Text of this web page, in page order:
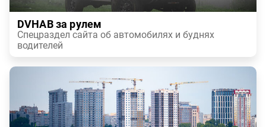
DVHAB за рулем
Спецраздел сайта об автомобилях и буднях
водителей